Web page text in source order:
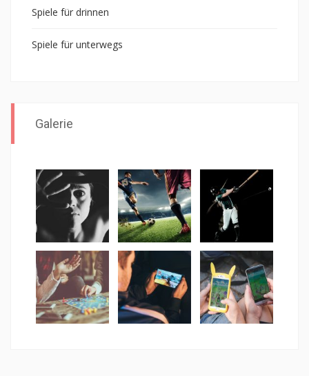
Spiele für drinnen
Spiele für unterwegs
Galerie